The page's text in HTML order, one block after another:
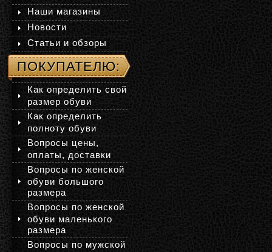
Наши магазины
Новости
Статьи и обзоры
ПОКУПАТЕЛЮ:
Как определить свой
размер обуви
Как определить
полноту обуви
Вопросы цены,
оплаты, доставки
Вопросы по женской
обуви большого
размера
Вопросы по женской
обуви маленького
размера
Вопросы по мужской